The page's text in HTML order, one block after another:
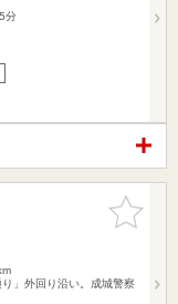
分
お気に入
りに追加
り」外回り沿い。成城警察